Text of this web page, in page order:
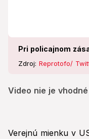
Pri policajnom
Zdroj: Reprotofo/
Video nie je
Verejnú mienku v